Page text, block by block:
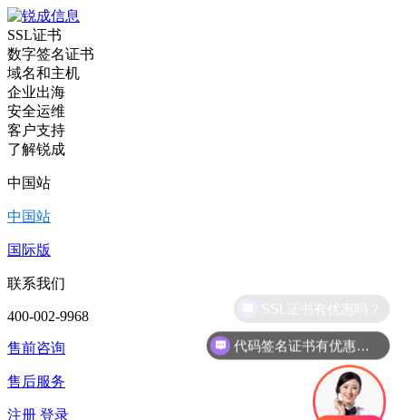
SSL证书
数字签名证书
域名和主机
企业出海
安全运维
客户支持
了解锐成
中国站
中国站
国际版
联系我们
400-002-9968
售前咨询
售后服务
注册 登录